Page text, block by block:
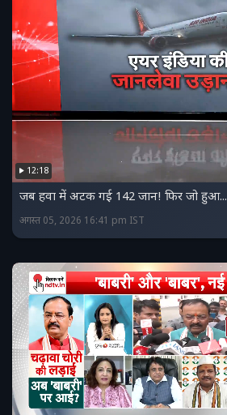
12:18
जब हवा में अटक गई 142 जान! फिर जो हुआ...
अगस्त 05, 2026 16:41 pm IST